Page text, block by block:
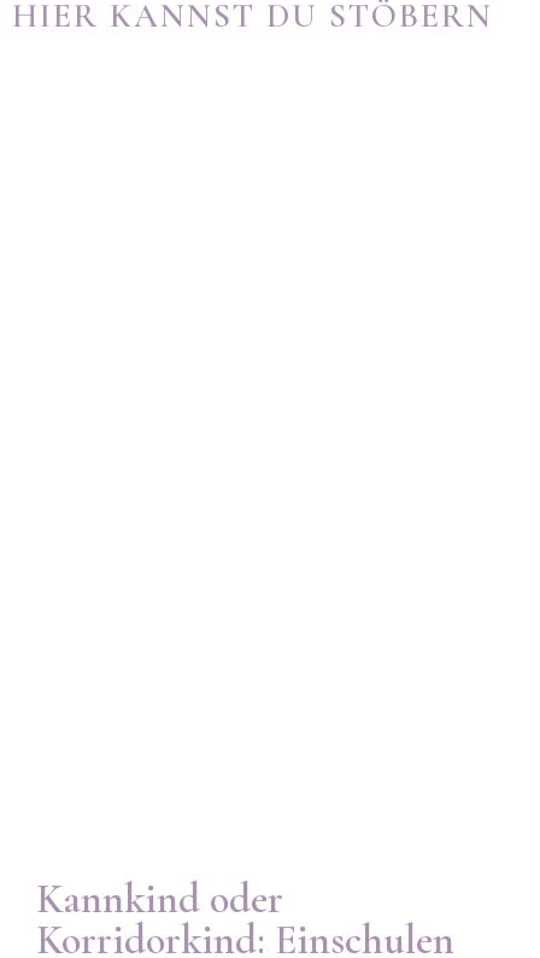
HIER KANNST DU STÖBERN
Kannkind oder
Korridorkind: Einschulen